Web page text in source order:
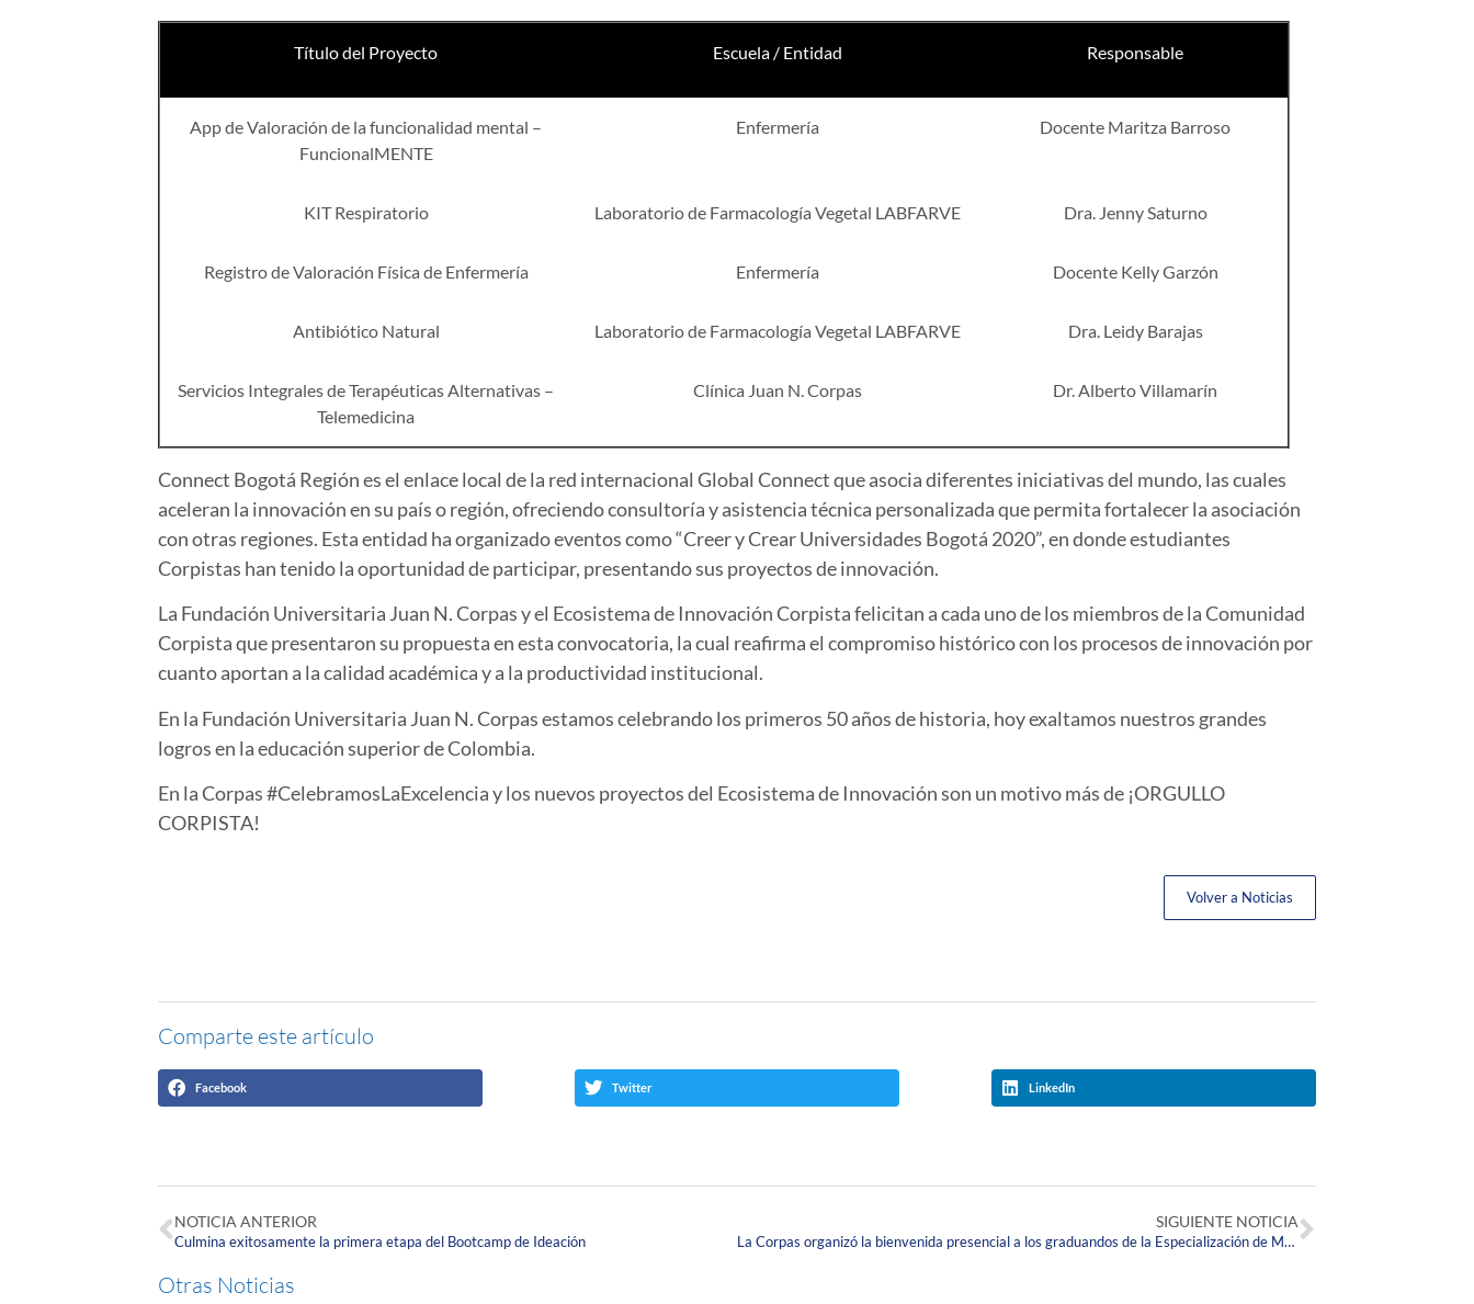
Título del Proyecto Escuela / Entidad Responsable
App de Valoración de la funcionalidad mental –
FuncionalMENTE
Enfermería Docente Maritza Barroso
KIT Respiratorio Laboratorio de Farmacología Vegetal LABFARVE Dra. Jenny Saturno
Registro de Valoración Física de Enfermería Enfermería Docente Kelly Garzón
Antibiótico Natural Laboratorio de Farmacología Vegetal LABFARVE Dra. Leidy Barajas
Servicios Integrales de Terapéuticas Alternativas –
Telemedicina
Clínica Juan N. Corpas Dr. Alberto Villamarín
Connect Bogotá Región es el enlace local de la red internacionalGlobal Connectque asocia diferentes iniciativas del mundo, las cuales
aceleran la innovación en su país o región, ofreciendo consultoría y asistencia técnica personalizada que permita fortalecer la asociación
con otras regiones. Esta entidad ha organizado eventos como “Creer y Crear Universidades Bogotá 2020”, en donde estudiantes
Corpistas han tenido la oportunidad de participar, presentando sus proyectos de innovación.
La Fundación Universitaria Juan N. Corpas y el Ecosistema de Innovación Corpista felicitan a cada uno de los miembros de la Comunidad
Corpista que presentaron su propuesta en esta convocatoria, la cual reafirma el compromiso histórico con los procesos de innovación por
cuanto aportan a la calidad académica y a la productividad institucional.
En la Fundación Universitaria Juan N. Corpas estamos celebrando los primeros 50 años de historia, hoy exaltamos nuestros grandes
logros en la educación superior de Colombia.
En la Corpas #CelebramosLaExcelencia y los nuevos proyectos del Ecosistema de Innovación son un motivo más de ¡ORGULLO
CORPISTA!
Volver a Noticias
Comparte este artículo
Facebook Twitter LinkedIn
NOTICIA ANTERIOR
Culmina exitosamente la primera etapa del Bootcamp de Ideación
SIGUIENTE NOTICIA
La Corpas organizó la bienvenida presencial a los graduandos de la Especialización de Medicina Familiar Integral
Otras Noticias